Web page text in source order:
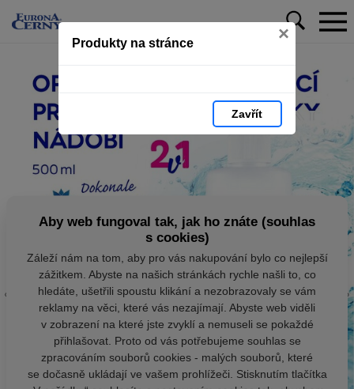
Produkty na stránce ×
Zavřít
Aby web fungoval tak, jak ho znáte (souhlas
s cookies)
Záleží nám na tom, aby pro vás nakupování bylo co nejlepší
zážitkem. Abyste na našich stránkách rychle našli to, co
hledáte, ušetřili spoustu klikání a nezobrazovaly se vám
reklamy na věci, které vás nezajímají. Abyste web viděli
v zobrazení na které jste zvyklí a nemuseli se pokaždé
přihlašovat. Proto od vás potřebujeme souhlas se
zpracováním souborů cookies - malých souborů, které
se dočasně ukládají ve vašem prohlížeči. Stisknutím tlačítka